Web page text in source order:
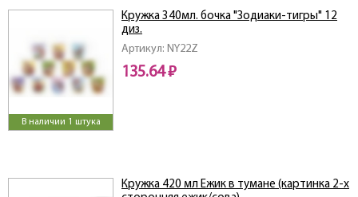
В наличии 1 штука
Артикул: NY22Z
Кружка 340мл. бочка "Зодиаки-тигры" 12
диз.
135.64 ₽
Кружка 420 мл Ежик в тумане (картинка 2-х